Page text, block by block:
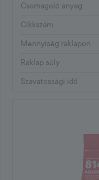
Csomagoló anyag
Cikkszám
Mennyiség raklapon
Raklap súly
Szavatossági idő